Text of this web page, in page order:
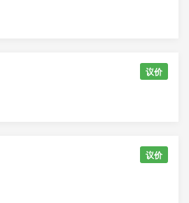
议价
议价